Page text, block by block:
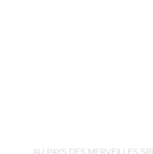
AU PAYS DES MERVEILLES SRL